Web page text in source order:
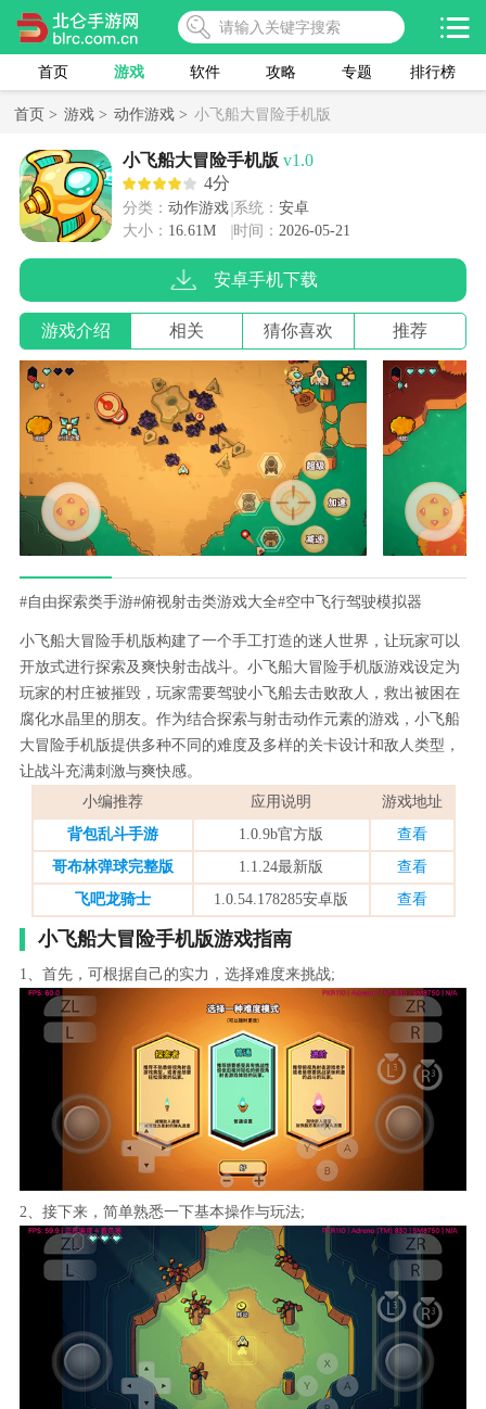
首页 游戏 软件 攻略 专题 排行榜
首页 > 游戏 > 动作游戏 > 小飞船大冒险手机版
小飞船大冒险手机版 v1.0
4分
分类： 动作游戏 系统： 安卓
大小： 16.61M 时间： 2026-05-21
安卓手机下载
游戏介绍 相关 猜你喜欢 推荐
#自由探索类手游#俯视射击类游戏大全#空中飞行驾驶模拟器
小飞船大冒险手机版构建了一个手工打造的迷人世界，让玩家可以
开放式进行探索及爽快射击战斗。小飞船大冒险手机版游戏设定为
玩家的村庄被摧毁，玩家需要驾驶小飞船去击败敌人，救出被困在
腐化水晶里的朋友。作为结合探索与射击动作元素的游戏，小飞船
大冒险手机版提供多种不同的难度及多样的关卡设计和敌人类型，
让战斗充满刺激与爽快感。
小编推荐
应用说明
游戏地址
背包乱斗手游
1.0.9b官方版
查看
哥布林弹球完整版
1.1.24最新版
查看
飞吧龙骑士
1.0.54.178285安卓版 查看
小飞船大冒险手机版游戏指南
1、首先，可根据自己的实力，选择难度来挑战;
2、接下来，简单熟悉一下基本操作与玩法;